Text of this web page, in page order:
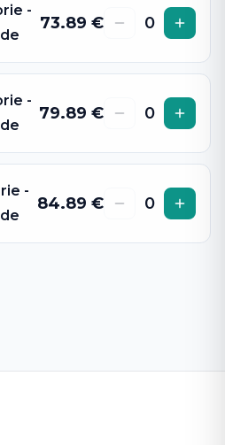
-
73.89 € 0
-
79.89 € 0
-
84.89 € 0